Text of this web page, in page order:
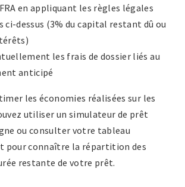
en appliquant les règles légales
ci-dessus (3% du capital restant dû ou
les frais de dossier liés au
anticipé
les économies réalisées sur les
utiliser un simulateur de prêt
ou consulter votre tableau
pour connaître la répartition des
restante de votre prêt.